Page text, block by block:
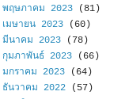
พฤษภาคม 2023 (81)
เมษายน 2023 (60)
มีนาคม 2023 (78)
กุมภาพันธ์ 2023 (66)
มกราคม 2023 (64)
ธันวาคม 2022 (57)